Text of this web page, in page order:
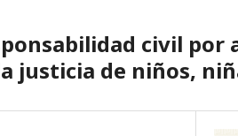
civil por
justicia de niños,